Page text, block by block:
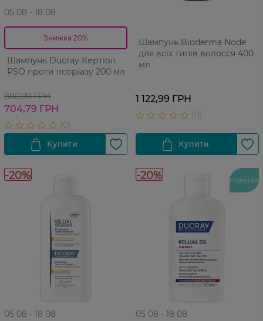
05 08 - 18 08
Знижка 20%
Шампунь Ducray Кертіол
PSO проти псоріазу 200 мл
880,99 ГРН
704,79 ГРН
Шампунь Bioderma Node
для всіх типів волосся 400
мл
1 122,99 ГРН
-20%
05 08 - 18 08
-20% Новинка
05 08 - 18 08